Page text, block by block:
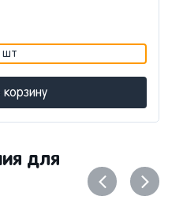
1 шт
корзину
для